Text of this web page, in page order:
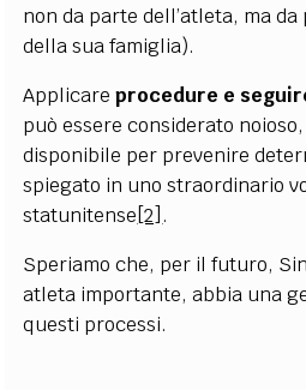
non da parte dell’atleta, ma
della sua famiglia).
Applicareprocedure e
può essere considerato
disponibile per prevenire
spiegato in uno straordinario
statunitense[2] .
Speriamo che, per il futuro,
atleta importante, abbia una
questi processi.